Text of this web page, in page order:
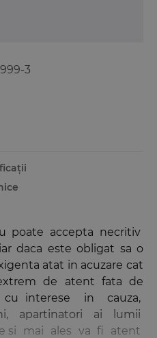
3
poate accepta necritiv
daca este obligat sa o
atat in acuzare cat
de atent fata de
cu interese in cauza,
apartinatori ai lumii
si mai ales va fi atent